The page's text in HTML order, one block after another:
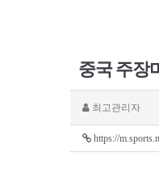
중국 주장
최고관리자
https://